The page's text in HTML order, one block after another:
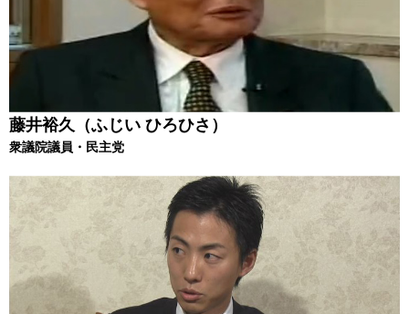
藤井裕久（ふじい ひろひさ）
衆議院議員・民主党